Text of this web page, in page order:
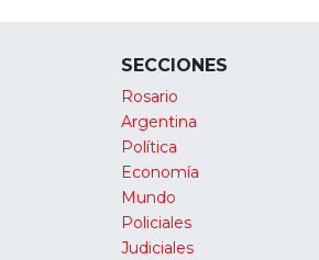
SECCIONES
Rosario
Argentina
Política
Economía
Mundo
Policiales
Judiciales